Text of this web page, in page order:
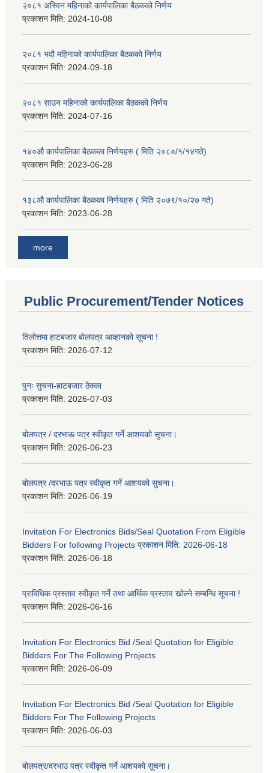
२०८१ अस्विन महिनाको कार्यपालिका बैठकको निर्णय
प्रकाशन मिति: 2024-10-08
२०८१ भदौ महिनाको कार्यपालिका बैठकको निर्णय
प्रकाशन मिति: 2024-09-18
२०८१ साउन महिनाको कार्यपालिका बैठकको निर्णय
प्रकाशन मिति: 2024-07-16
१४०औ कार्यपालिका बैठकका निर्णयहरु ( मिति २०८०/१/१४गते)
प्रकाशन मिति: 2023-06-28
१३८औ कार्यपालिका बैठकका निर्णयहरु ( मिति २०७९/१०/२७ गते)
प्रकाशन मिति: 2023-06-28
more
Public Procurement/Tender Notices
तिलोत्तमा हाटबजार बोलपत्र आव्हानको सूचना !
प्रकाशन मिति: 2026-07-12
पुनः सुचना-हाटबजार ठेक्का
प्रकाशन मिति: 2026-07-03
बोलपत्र / दरभाऊ पत्र स्वीकृत गर्ने आशयको सुचना।
प्रकाशन मिति: 2026-06-23
बोलपत्र /दरभाऊ पत्र स्वीकृत गर्ने आशयको सुचना।
प्रकाशन मिति: 2026-06-19
Invitation For Electronics Bids/Seal Quotation From Eligible
Bidders For following Projects प्रकाशन मिति: 2026-06-18
प्रकाशन मिति: 2026-06-18
प्राविधिक प्रस्ताव स्वीकृत गर्ने तथा आर्थिक प्रस्ताव खोल्ने सम्बन्धि सूचना !
प्रकाशन मिति: 2026-06-16
Invitation For Electronics Bid /Seal Quotation for Eligible
Bidders For The Following Projects
प्रकाशन मिति: 2026-06-09
Invitation For Electronics Bid /Seal Quotation for Eligible
Bidders For The Following Projects
प्रकाशन मिति: 2026-06-03
बोलपत्र/दरभाउ पत्र स्वीकृत गर्ने आशयको सूचना।